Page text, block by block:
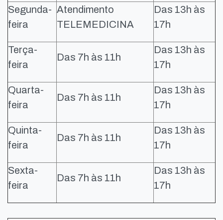
Segunda-
feira
Atendimento
TELEMEDICINA
Das 13h às
17h
Terça-
feira
Das 7h às 11h
Das 13h às
17h
Quarta-
feira
Das 7h às 11h
Das 13h às
17h
Quinta-
feira
Das 7h às 11h
Das 13h às
17h
Sexta-
feira
Das 7h às 11h
Das 13h às
17h